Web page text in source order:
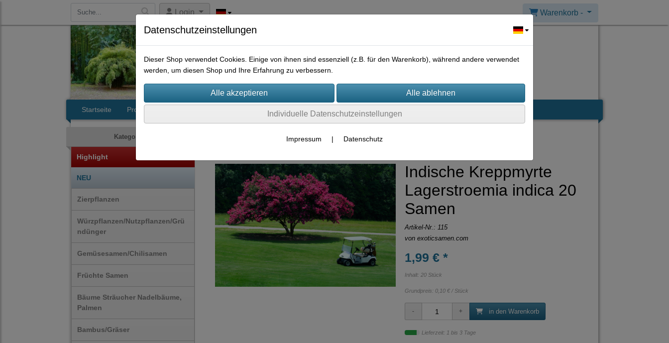
Login Warenkorb -
Startseite Produkte
Kategorien
Highlight
NEU
Zierpflanzen
Würzpflanzen/Nutzpflanzen/Grü
ndünger
Gemüsesamen/Chilisamen
Früchte Samen
Bäume Sträucher Nadelbäume,
Palmen
Bambus/Gräser
Indische Kreppmyrte
Lagerstroemia indica 20
Samen
Artikel-Nr.: 115
von exoticsamen.com
1,99 € *
Inhalt: 20 Stück
Grundpreis: 0,10 € / Stück
in den Warenkorb
Lieferzeit: 1 bis 3 Tage
Datenschutzeinstellungen
Dieser Shop verwendet Cookies. Einige von ihnen sind essenziell (z.B. für den Warenkorb), während andere verwendet
werden, um diesen Shop und Ihre Erfahrung zu verbessern.
Individuelle Datenschutzeinstellungen
Impressum | Datenschutz